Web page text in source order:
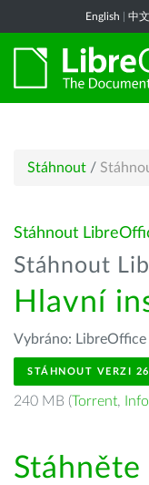
English 中
Stáhnout /
Stáhnout
Stáhnout
Hlavní
Vybráno:
STÁHNOUT VERZI
240 MB (Torrent,